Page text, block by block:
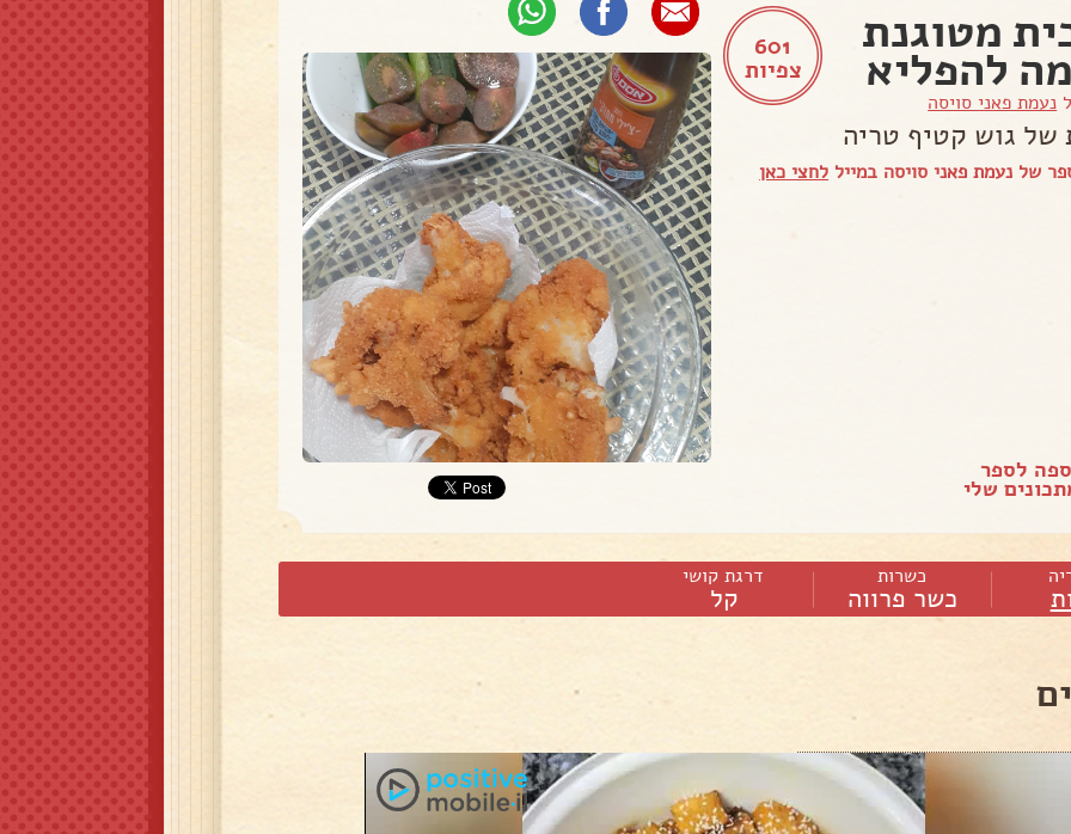
601
צפיות
מטוגנת
להפליא
נעמת פאני סויסה
של גוש קטיף טריה
של נעמת פאני סויסה במייל לחצי כאן
לספר
שלי
כשרות
כשר פרווה
דרגת קושי
קל